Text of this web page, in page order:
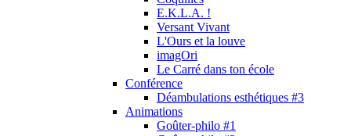
E.K.L.A. !
Versant Vivant
L'Ours et la louve
imagOri
Le Carré dans ton école
Conférence
Déambulations esthétiques #3
Animations
Goûter-philo #1